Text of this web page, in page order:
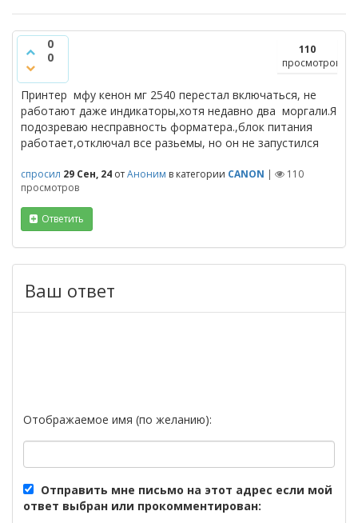
0
0
110
просмотров
Принтер мфу кенон мг 2540 перестал включаться, не
работают даже индикаторы,хотя недавно два моргали.Я
подозреваю несправность форматера.,блок питания
работает,отключал все разьемы, но он не запустился
спросил 29 Сен, 24 отАноним в категории CANON |
110
просмотров
Ответить
Ваш ответ
Отображаемое имя (по желанию):
Отправить мне письмо на этот адрес если мой
ответ выбран или прокомментирован: